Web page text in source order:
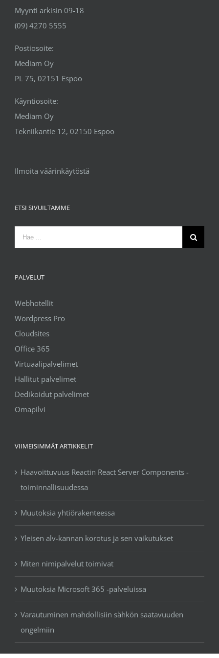
Myynti arkisin 09-18
(09) 4270 5555
Postiosoite:
Mediam Oy
PL 75, 02151 Espoo
Käyntiosoite:
Mediam Oy
Tekniikantie 12, 02150 Espoo
Ilmoita väärinkäytöstä
ETSI SIVUILTAMME
Etsi
...
PALVELUT
Webhotellit
Wordpress Pro
Cloudsites
Office 365
Virtuaalipalvelimet
Hallitut palvelimet
Dedikoidut palvelimet
Omapilvi
VIIMEISIMMÄT ARTIKKELIT
Haavoittuvuus Reactin React Server Components -
toiminnallisuudessa
Muutoksia yhtiörakenteessa
Yleisen alv-kannan korotus ja sen vaikutukset
Miten nimipalvelut toimivat
Muutoksia Microsoft 365 -palveluissa
Varautuminen mahdollisiin sähkön saatavuuden
ongelmiin